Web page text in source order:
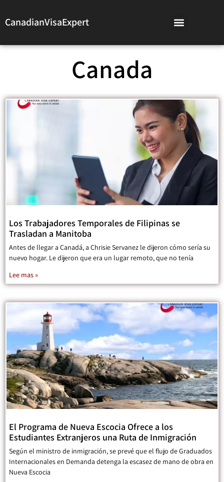
CanadianVisaExpert
Canada
Los Trabajadores Temporales de Filipinas se
Trasladan a Manitoba
Antes de llegar a Canadá, a Chrisie Servanez le dijeron cómo sería su
nuevo hogar. Le dijeron que era un lugar remoto, que no tenía
Lee mas »
El Programa de Nueva Escocia Ofrece a los
Estudiantes Extranjeros una Ruta de Inmigración
Según el ministro de inmigración, se prevé que el flujo de Graduados
Internacionales en Demanda detenga la escasez de mano de obra en
Nueva Escocia